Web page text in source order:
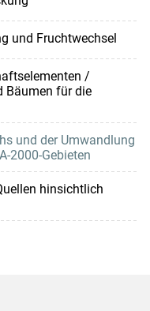
und Fruchtwechsel
/
Bäumen für die
und der Umwandlung
2000-Gebieten
hinsichtlich